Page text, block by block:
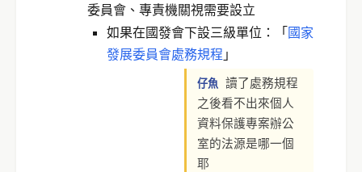
委員會、專責機關視需要設立
如果在國發會下設三級單位：「國家
發展委員會處務規程 」
仔魚
讀了處務規程
之後看不出來個人
資料保護專案辦公
室的法源是哪一個
耶